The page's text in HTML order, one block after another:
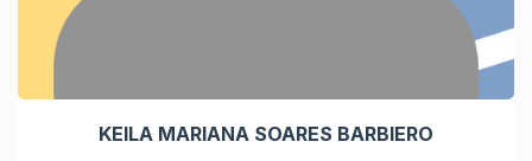
KEILA MARIANA SOARES BARBIERO